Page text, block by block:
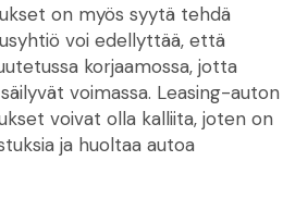
on myös syytä tehdä
voi edellyttää, että
korjaamossa, jotta
voimassa. Leasing-auton
voivat olla kalliita, joten on
ja huoltaa autoa